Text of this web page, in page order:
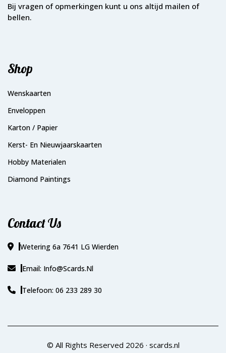
Bij vragen of opmerkingen kunt u ons altijd mailen of
bellen.
Shop
Wenskaarten
Enveloppen
Karton / Papier
Kerst- En Nieuwjaarskaarten
Hobby Materialen
Diamond Paintings
Contact Us
Wetering 6a 7641 LG Wierden
Email: Info@scards.nl
Telefoon: 06 233 289 30
© All Rights Reserved 2026 · scards.nl